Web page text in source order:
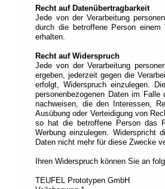
Recht auf Datenübertragbarkeit
Jede von der Verarbeitung
durch die betroffene Person einem
erhalten.
Recht auf Widerspruch
Jede von der Verarbeitung
ergeben, jederzeit gegen die
erfolgt, Widerspruch einzulegen.
personenbezogenen Daten im
nachweisen, die den Interessen,
Ausübung oder Verteidigung von
so hat die betroffene Person das
Werbung einzulegen. Widerspricht
Daten nicht mehr für diese Zwecke
Ihren Widerspruch können Sie an
TEUFEL Prototypen GmbH